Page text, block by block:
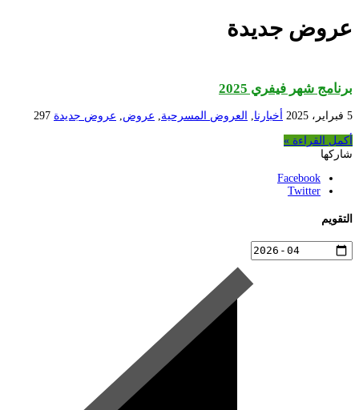
عروض جديدة
برنامج شهر فيفري 2025
5 فبراير، 2025 أخبارنا العروض المسرحية عروض عروض جديدة 297
أكمل القراءة »
شاركها
Facebook
Twitter
التقويم